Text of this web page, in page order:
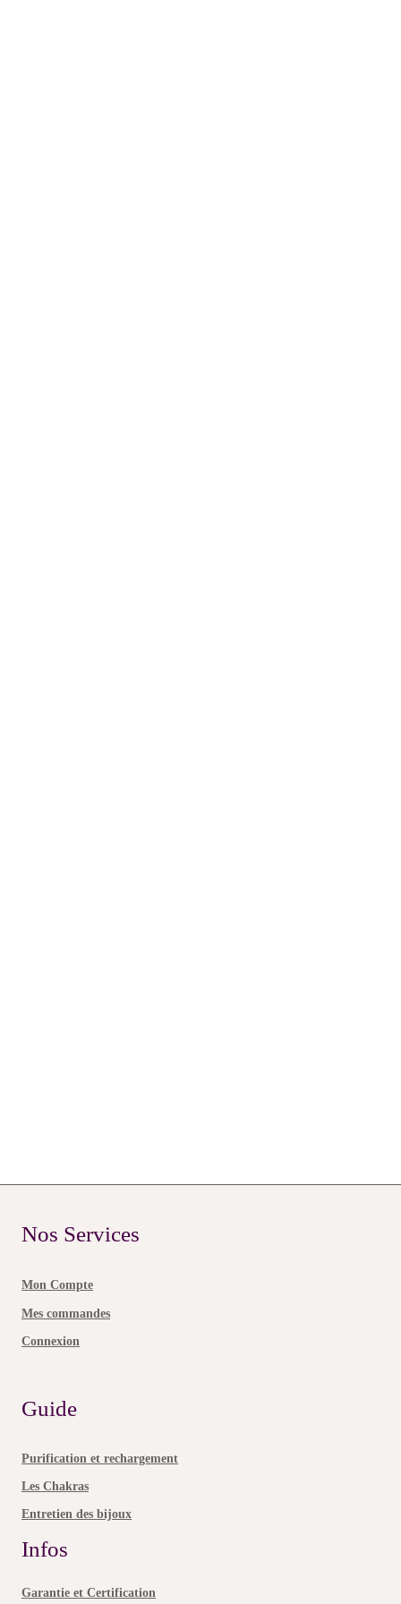
Nos Services
Mon Compte
Mes commandes
Connexion
Guide
Purification et rechargement
Les Chakras
Entretien des bijoux
Infos
Garantie et Certification